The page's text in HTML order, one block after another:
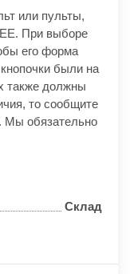
или пульты,
При выборе
его форма
были на
также должны
то сообщите
Мы обязательно
Склад